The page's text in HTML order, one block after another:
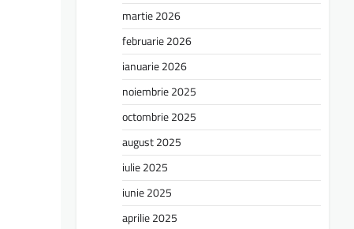
martie 2026
februarie 2026
ianuarie 2026
noiembrie 2025
octombrie 2025
august 2025
iulie 2025
iunie 2025
aprilie 2025